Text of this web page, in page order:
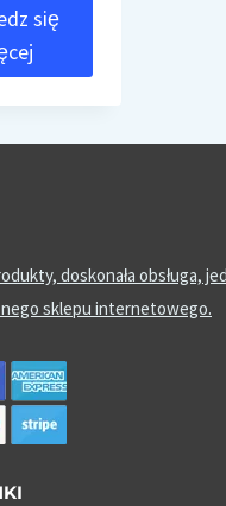
się
doskonała obsługa,
sklepu internetowego.